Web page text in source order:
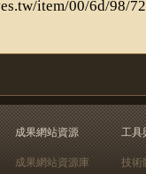
成果網站資源
成果網站資源庫
工具
技術